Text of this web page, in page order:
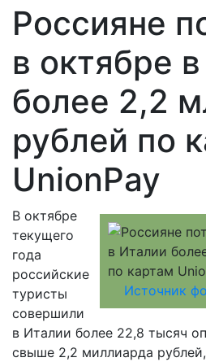
Россияне
в октябре
более 2,2
рублей по
UnionPay
Источник
В октябре
текущего
года
российские
туристы
совершили
в Италии более 22,8 тысяч
свыше 2,2 миллиарда